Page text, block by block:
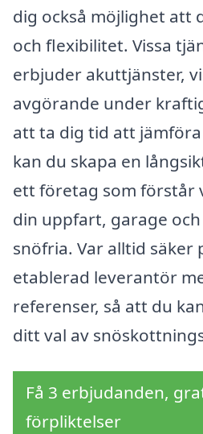
dig också möjlighet att
och flexibilitet. Vissa
erbjuder akuttjänster,
avgörande under
att ta dig tid att
kan du skapa en
ett företag som förstår
din uppfart, garage
snöfria. Var alltid säker
etablerad leverantör
referenser, så att du
ditt val av
Få 3 erbjudanden,
förpliktelser